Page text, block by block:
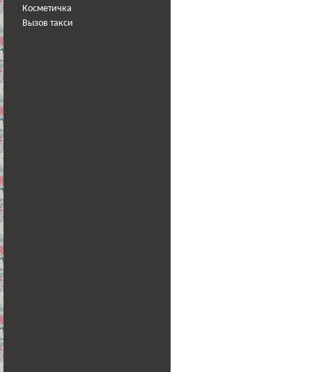
Косметичка
Вызов такси